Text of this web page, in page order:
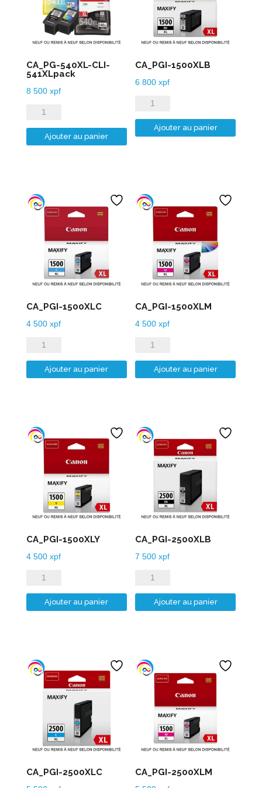
CA_PG-540XL-CLI-
541XLpack
8 500 xpf
quantité
de
CA_PG-
Ajouter au panier
CA_PGI-1500XLB
6 800xpf
quantité
de
CA_PGI-
Ajouter au panier
CA_PGI-1500XLC
4 500 xpf
quantité
de
CA_PGI-
Ajouter au panier
CA_PGI-1500XLM
4 500xpf
quantité
de
CA_PGI-
Ajouter au panier
CA_PGI-1500XLY
4 500 xpf
quantité
de
CA_PGI-
Ajouter au panier
CA_PGI-2500XLB
7 500xpf
quantité
de
CA_PGI-
Ajouter au panier
CA_PGI-2500XLC CA_PGI-2500XLM